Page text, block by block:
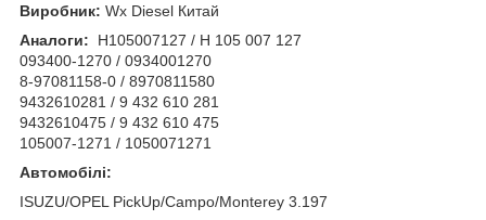
Виробник: Wx Diesel Китай
Аналоги:
H105007127 / H 105 007 127
093400-1270 / 0934001270
8-97081158-0 / 8970811580
9432610281 / 9 432 610 281
9432610475 / 9 432 610 475
105007-1271 / 1050071271
Автомобілі:
ISUZU/OPEL PickUp/Campo/Monterey 3.197